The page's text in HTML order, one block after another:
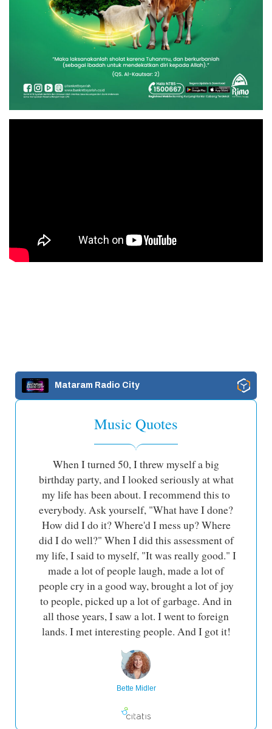
Mataram Radio City
Music Quotes
When I turned 50, I threw myself a big
birthday party, and I looked seriously at what
my life has been about. I recommend this to
everybody. Ask yourself, "What have I done?
How did I do it? Where'd I mess up? Where
did I do well?" When I did this assessment of
my life, I said to myself, "It was really good." I
made a lot of people laugh, made a lot of
people cry in a good way, brought a lot of joy
to people, picked up a lot of garbage. And in
all those years, I saw a lot. I went to foreign
lands. I met interesting people. And I got it!
Bette Midler